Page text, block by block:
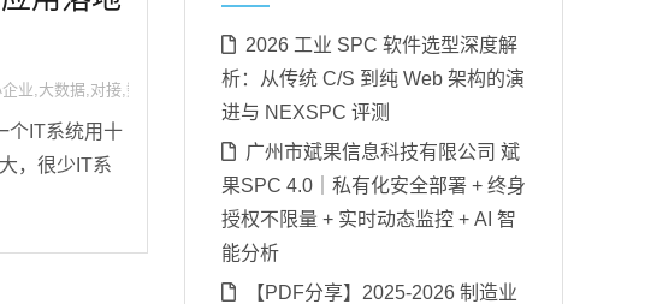
业,大数据,对接,数据分析应用设计 案例
个IT系统用十
，很少IT系
2026 工业 SPC 软件选型深度解
析：从传统 C/S 到纯 Web 架构的演
进与 NEXSPC 评测
广州市斌果信息科技有限公司 斌
果SPC 4.0｜私有化安全部署 + 终身
授权不限量 + 实时动态监控 + AI 智
能分析
【PDF分享】2025-2026 制造业